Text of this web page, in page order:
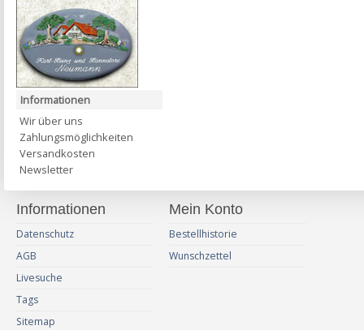
Informationen
Wir über uns
Zahlungsmöglichkeiten
Versandkosten
Newsletter
Informationen
Datenschutz
AGB
Livesuche
Tags
Sitemap
Mein Konto
Bestellhistorie
Wunschzettel